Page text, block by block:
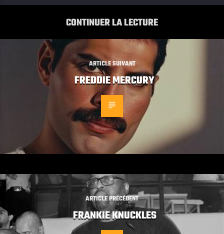
CONTINUER LA LECTURE
ARTICLE SUIVANT
FREDDIE MERCURY
ARTICLE PRÉCÉDENT
FRANKIE KNUCKLES